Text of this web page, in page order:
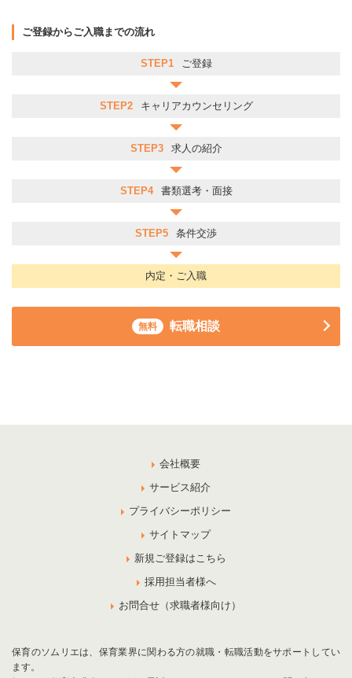
ご登録からご入職までの流れ
STEP1 ご登録
STEP2 キャリアカウンセリング
STEP3 求人の紹介
STEP4 書類選考・面接
STEP5 条件交渉
内定・ご入職
無料 転職相談
会社概要
サービス紹介
プライバシーポリシー
サイトマップ
新規ご登録はこちら
採用担当者様へ
お問合せ（求職者様向け）
保育のソムリエは、保育業界に関わる方の就職・転職活動をサポートしてい
ます。